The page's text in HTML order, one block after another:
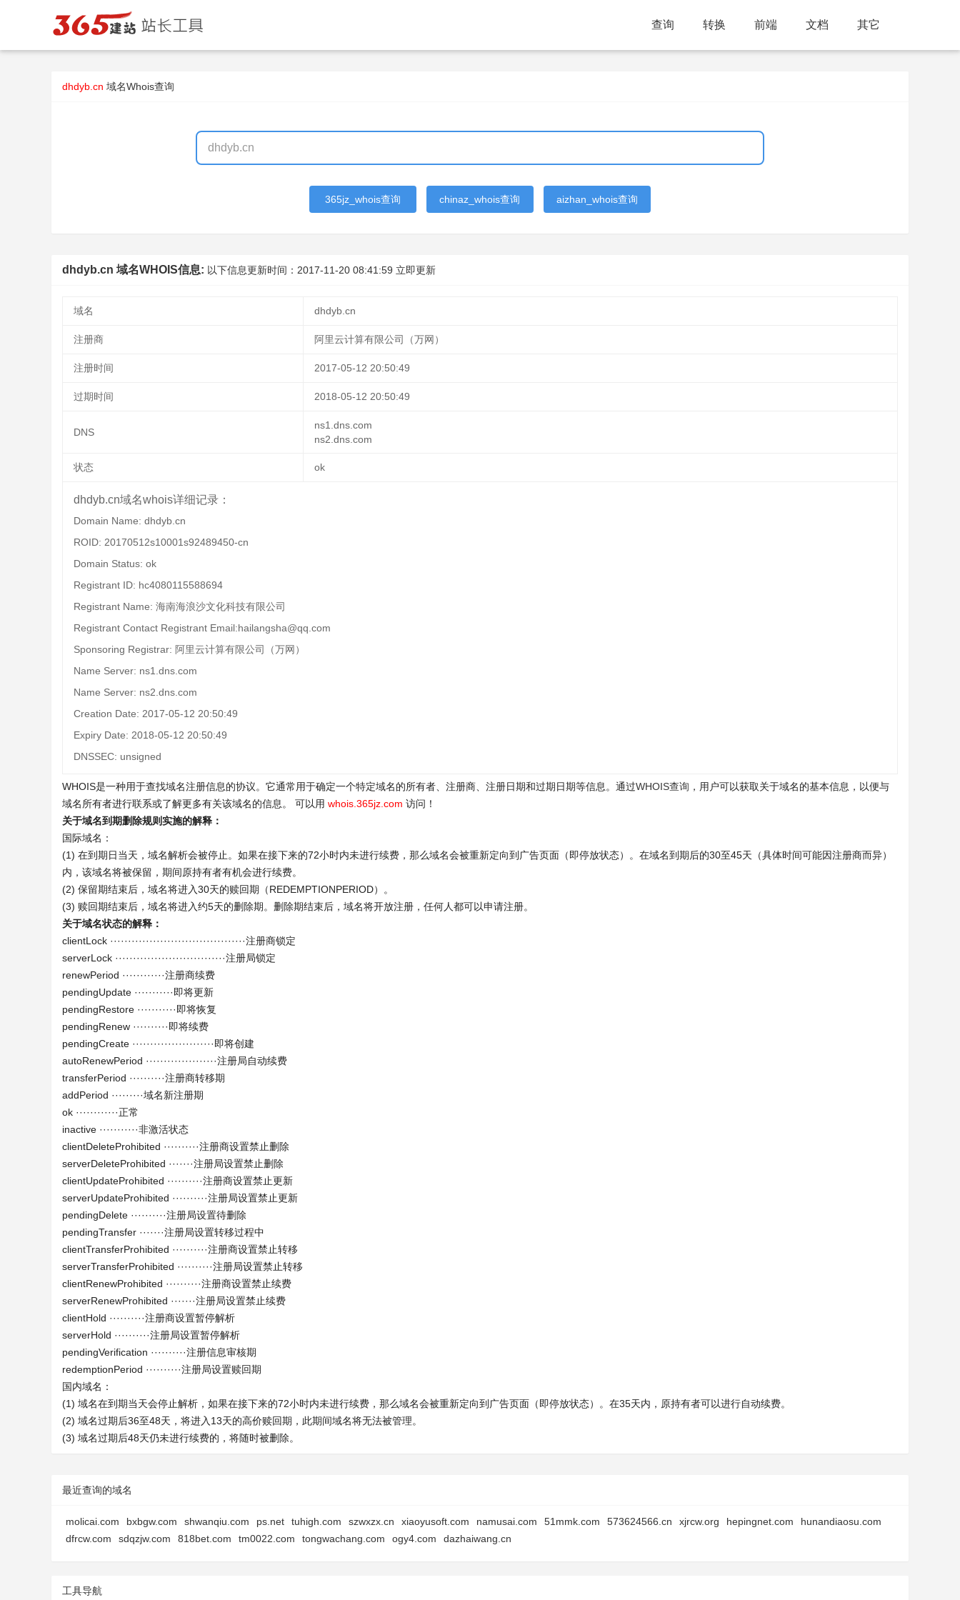
查询 转换 前端 文档 其它
dhdyb.cn 域名Whois查询
365jz_whois查询 chinaz_whois查询 aizhan_whois查询
dhdyb.cn 域名WHOIS信息: 以下信息更新时间： 2017-11-20 08:41:59 立即更新
域名 dhdyb.cn
注册商 阿里云计算有限公司（万网）
注册时间 2017-05-12 20:50:49
过期时间 2018-05-12 20:50:49
DNS
ns1.dns.com
ns2.dns.com
状态 ok
dhdyb.cn域名whois详细记录：
Domain Name: dhdyb.cn
ROID: 20170512s10001s92489450-cn
Domain Status: ok
Registrant ID: hc4080115588694
Registrant Name: 海南海浪沙文化科技有限公司
Registrant Contact Registrant Email:hailangsha@qq.com
Sponsoring Registrar: 阿里云计算有限公司（万网）
Name Server: ns1.dns.com
Name Server: ns2.dns.com
Creation Date: 2017-05-12 20:50:49
Expiry Date: 2018-05-12 20:50:49
DNSSEC: unsigned
WHOIS是一种用于查找域名注册信息的协议。它通常用于确定一个特定域名的所有者、注册商、注册日期和过期日期等信息。通过WHOIS查询 ，用户可以获取关于域名的基本信息，以便与
域名所有者进行联系或了解更多有关该域名的信息。 可以用 whois.365jz.com 访问！
关于域名到期删除规则实施的解释：
国际域名：
(1) 在到期日当天，域名解析会被停止。如果在接下来的72小时内未进行续费，那么域名会被重新定向到广告页面（即停放状态）。在域名到期后的30至45天（具体时间可能因注册商而异）
内，该域名将被保留，期间原持有者有机会进行续费。
(2) 保留期结束后，域名将进入30天的赎回期（REDEMPTIONPERIOD）。
(3) 赎回期结束后，域名将进入约5天的删除期。删除期结束后，域名将开放注册，任何人都可以申请注册。
关于域名状态的解释：
clientLock ······································注册商锁定
serverLock ·······························注册局锁定
renewPeriod ············注册商续费
pendingUpdate ···········即将更新
pendingRestore ···········即将恢复
pendingRenew ··········即将续费
pendingCreate ·······················即将创建
autoRenewPeriod ····················注册局自动续费
transferPeriod ··········注册商转移期
addPeriod ·········域名新注册期
ok ············正常
inactive ···········非激活状态
clientDeleteProhibited ··········注册商设置禁止删除
serverDeleteProhibited ·······注册局设置禁止删除
clientUpdateProhibited ··········注册商设置禁止更新
serverUpdateProhibited ··········注册局设置禁止更新
pendingDelete ··········注册局设置待删除
pendingTransfer ·······注册局设置转移过程中
clientTransferProhibited ··········注册商设置禁止转移
serverTransferProhibited ··········注册局设置禁止转移
clientRenewProhibited ··········注册商设置禁止续费
serverRenewProhibited ·······注册局设置禁止续费
clientHold ··········注册商设置暂停解析
serverHold ··········注册局设置暂停解析
pendingVerification ··········注册信息审核期
redemptionPeriod ··········注册局设置赎回期
国内域名：
(1) 域名在到期当天会停止解析，如果在接下来的72小时内未进行续费，那么域名会被重新定向到广告页面（即停放状态）。在35天内，原持有者可以进行自动续费。
(2) 域名过期后36至48天，将进入13天的高价赎回期，此期间域名将无法被管理。
(3) 域名过期后48天仍未进行续费的，将随时被删除。
最近查询的域名
molicai.com bxbgw.com shwanqiu.com ps.net tuhigh.com szwxzx.cn xiaoyusoft.com namusai.com 51mmk.com 573624566.cn xjrcw.org hepingnet.com
hunandiaosu.com
dfrcw.com
sdqzjw.com 818bet.com tm0022.com tongwachang.com ogy4.com dazhaiwang.cn
工具导航